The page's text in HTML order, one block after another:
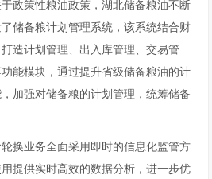
政策性粮油政策，湖北储备粮油不断
储备粮计划管理系统，该系统结合财
造计划管理、出入库管理、交易管
能模块，通过提升省级储备粮油的计
加强对储备粮的计划管理，统筹储备
换业务全面采用即时的信息化监管方
提供实时高效的数据分析，进一步优